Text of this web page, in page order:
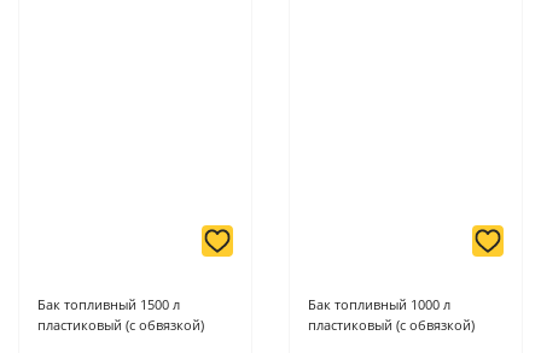
Бак топливный 1500 л
пластиковый (с обвязкой)
Бак топливный 1000 л
пластиковый (с обвязкой)